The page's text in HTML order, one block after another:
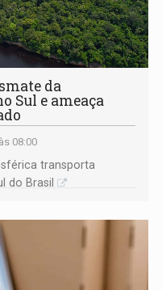
da
Sul e ameaça
08:00
transporta
do Brasil